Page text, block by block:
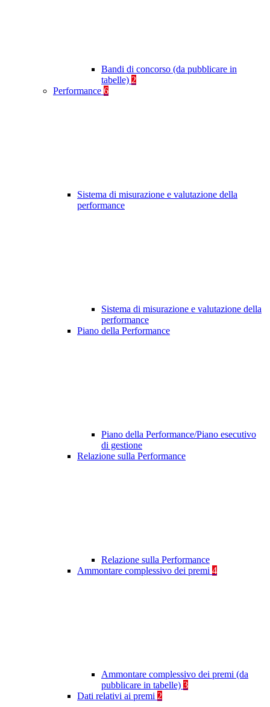
Bandi di concorso (da pubblicare in
tabelle) 2
Performance 6
Sistema di misurazione e valutazione della
performance
Sistema di misurazione e valutazione della
performance
Piano della Performance
Piano della Performance/Piano esecutivo
di gestione
Relazione sulla Performance
Relazione sulla Performance
Ammontare complessivo dei premi 4
Ammontare complessivo dei premi (da
pubblicare in tabelle) 3
Dati relativi ai premi 2